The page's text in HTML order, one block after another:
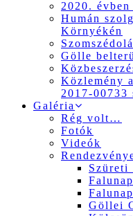
2020.
Humán
Környékén
Gölle
Közlemény
2017-00733
Galéria
Rég volt…
Fotók
Videók
Szüreti
Göllei